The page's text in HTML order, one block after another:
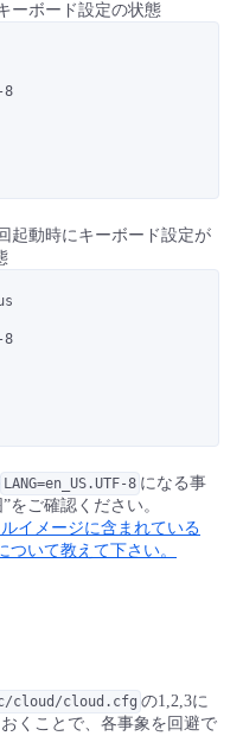
ーボード設定の状態
8
起動時にキーボード設定が
8
LANG=en_US.UTF-8 になる事
をご確認ください。
イメージに含まれている
ついて教えて下さい。
cloud/cloud.cfg の1,2,3に
くことで、各事象を回避で